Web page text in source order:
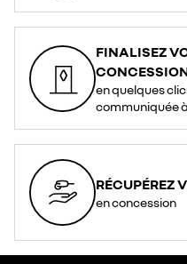
FINALISEZ
en quelques
communiquée
RÉCUPÉREZ
en concession